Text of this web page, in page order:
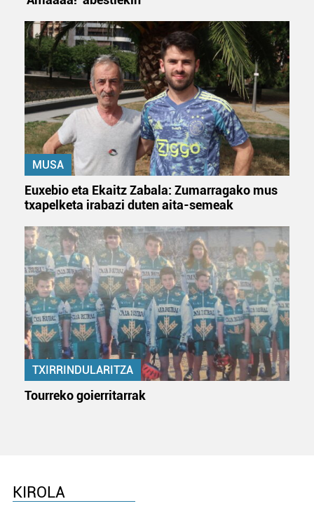
buruzko informazio gehiago eta ezarri zure lehentasunak
datuen atalean. Edozein unetan alda edo ken dezakezu
zure baimena Cookieen adierazpenean.
Webgune honek cookie propioak eta hirugarrenen cookie-
fitxategiak erabiltzen ditu. Zure esperientzia eta
zerbitzuak hobetzeko asmoz, cookie teknologiaz
baliatzen gara. Ohar hau onartuz gero, teknologia hori
erabiltzeko baimen esplizitua ematen diguzu. Gehiago
irakurri
MUSA
Euxebio eta Ekaitz Zabala: Zumarragako mus
txapelketa irabazi duten aita-semeak
TXIRRINDULARITZA
Tourreko goierritarrak
KIROLA